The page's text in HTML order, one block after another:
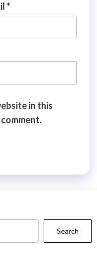
*
in this
Search